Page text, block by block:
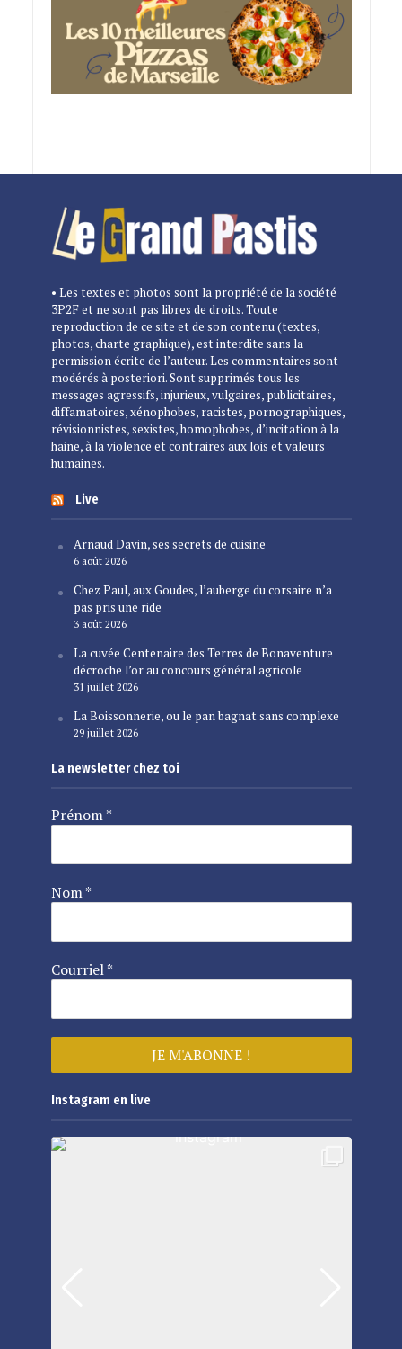
• Les textes et photos sont la propriété de la société
3P2F et ne sont pas libres de droits. Toute
reproduction de ce site et de son contenu (textes,
photos, charte graphique), est interdite sans la
permission écrite de l’auteur. Les commentaires sont
modérés à posteriori. Sont supprimés tous les
messages agressifs, injurieux, vulgaires, publicitaires,
diffamatoires, xénophobes, racistes, pornographiques,
révisionnistes, sexistes, homophobes, d’incitation à la
haine, à la violence et contraires aux lois et valeurs
humaines.
Live
Arnaud Davin, ses secrets de cuisine
6 août 2026
Chez Paul, aux Goudes, l’auberge du corsaire n’a
pas pris une ride
3 août 2026
La cuvée Centenaire des Terres de Bonaventure
décroche l’or au concours général agricole
31 juillet 2026
La Boissonnerie, ou le pan bagnat sans complexe
29 juillet 2026
La newsletter chez toi
Prénom*
Nom*
Courriel*
Instagram en live